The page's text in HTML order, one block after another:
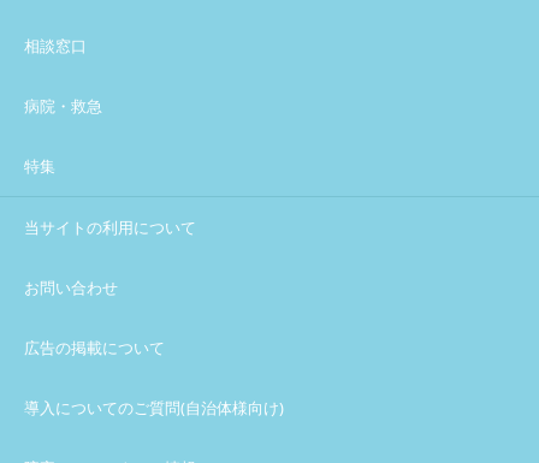
相談窓口
病院・救急
特集
当サイトの利用について
お問い合わせ
広告の掲載について
導入についてのご質問(自治体様向け)